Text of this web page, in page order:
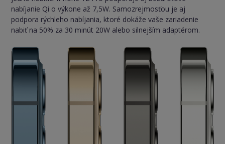
nabíjanie Qi o výkone až 7,5W. Samozrejmosťou je aj
podpora rýchleho nabíjania, ktoré dokáže vaše zariadenie
nabiť na 50% za 30 minút 20W alebo silnejším adaptérom.